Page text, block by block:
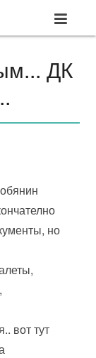
ДК
но
вот тут